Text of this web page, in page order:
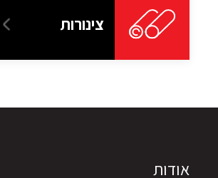
צינורות
אודות